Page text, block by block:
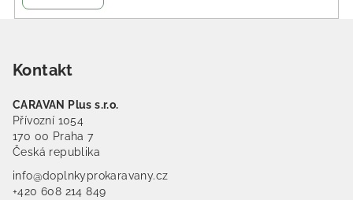
Kontakt
CARAVAN Plus s.r.o.
Přívozní 1054
170 00 Praha 7
Česká republika
info@doplnkyprokaravany.cz
+420 608 214 849